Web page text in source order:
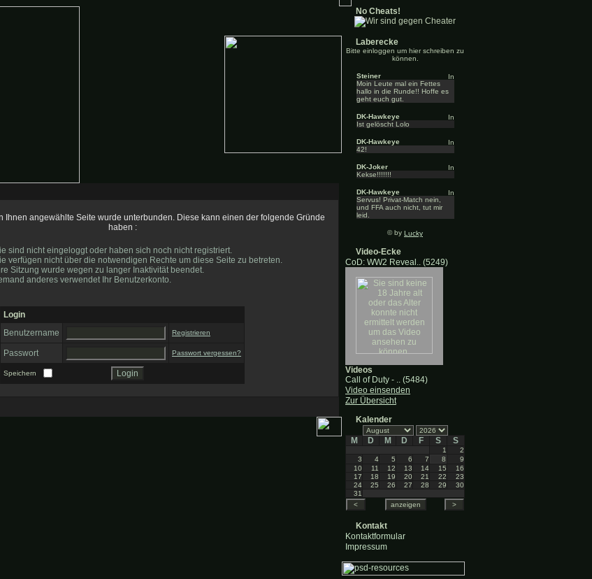
Ihnen angewählte Seite wurde unterbunden. Diese kann einen der folgende Gründe
haben :
sind nicht eingeloggt oder haben sich noch nicht registriert.
verfügen nicht über die notwendigen Rechte um diese Seite zu betreten.
Sitzung wurde wegen zu langer Inaktivität beendet.
anderes verwendet Ihr Benutzerkonto.
Login
Benutzername
Registrieren
Passwort Passwort vergessen?
Speichern
No Cheats!
Laberecke
Bitte einloggen um hier schreiben zu
können.
Steiner
Moin Leute mal ein Fettes
hallo in die Runde!! Hoffe es
geht euch gut.
DK-Hawkeye
Ist gelöscht Lolo
DK-Hawkeye
42!
DK-Joker
Kekse!!!!!!!
DK-Hawkeye
Servus! Privat-Match nein,
und FFA auch nicht, tut mir
leid.
© by Lucky
Video-Ecke
CoD: WW2 Reveal.. (5249)
Videos
Call of Duty - .. (5484)
Video einsenden
Zur Übersicht
Kalender
M D M D F S S
1
2
3
4 5 6 7 8
9
10
11 12 13 14 15
16
17
18 19 20 21 22
23
24
25 26 27 28 29
30
31
Kontakt
Kontaktformular
Impressum